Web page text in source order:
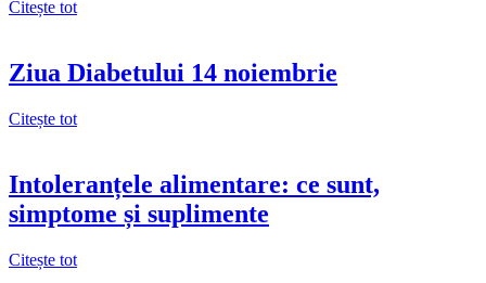
Citește tot
Ziua Diabetului 14 noiembrie
Citește tot
Intoleranțele alimentare: ce sunt,
simptome și suplimente
Citește tot